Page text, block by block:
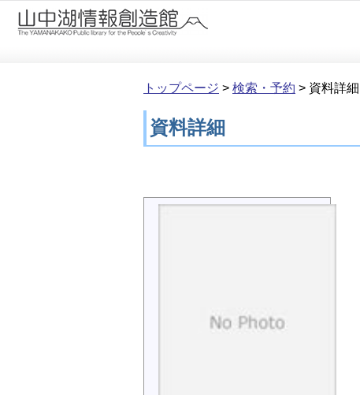
本文へ移動
トップページ > 検索・予約 > 資料詳細
資料詳細